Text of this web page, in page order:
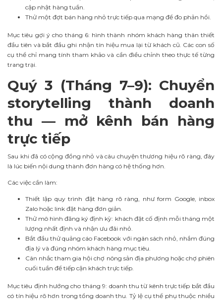
cập nhật hàng tuần.
Thử một đợt bán hàng nhỏ trực tiếp qua mạng để đo phản hồi.
Mục tiêu gợi ý cho tháng 6: hình thành nhóm khách hàng thân thiết
đầu tiên và bắt đầu ghi nhận tín hiệu mua lại từ khách cũ. Các con số
cụ thể chỉ mang tính tham khảo và cần điều chỉnh theo thực tế từng
trang trại.
Quý 3 (Tháng 7–9): Chuyển
storytelling thành doanh
thu — mở kênh bán hàng
trực tiếp
Sau khi đã có cộng đồng nhỏ và câu chuyện thương hiệu rõ ràng, đây
là lúc biến nội dung thành đơn hàng có hệ thống hơn.
Các việc cần làm:
Thiết lập quy trình đặt hàng rõ ràng, như form Google, inbox
Zalo hoặc link đặt hàng đơn giản.
Thử mô hình đăng ký định kỳ: khách đặt cố định mỗi tháng một
lượng nhất định và nhận ưu đãi nhỏ.
Bắt đầu thử quảng cáo Facebook với ngân sách nhỏ, nhắm đúng
địa lý và đúng nhóm khách hàng mục tiêu.
Cân nhắc tham gia hội chợ nông sản địa phương hoặc chợ phiên
cuối tuần để tiếp cận khách trực tiếp.
Mục tiêu định hướng cho tháng 9: doanh thu từ kênh trực tiếp bắt đầu
có tín hiệu rõ hơn trong tổng doanh thu. Tỷ lệ cụ thể phụ thuộc nhiều